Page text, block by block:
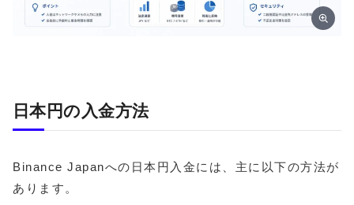
日本円の入金方法
Binance Japanへの日本円入金には、主に以下の方法が
あります。